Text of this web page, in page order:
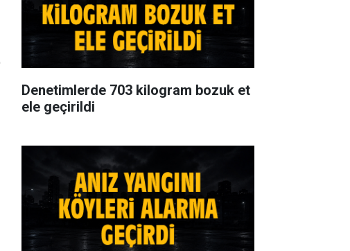
Denetimlerde 703 kilogram bozuk et
ele geçirildi